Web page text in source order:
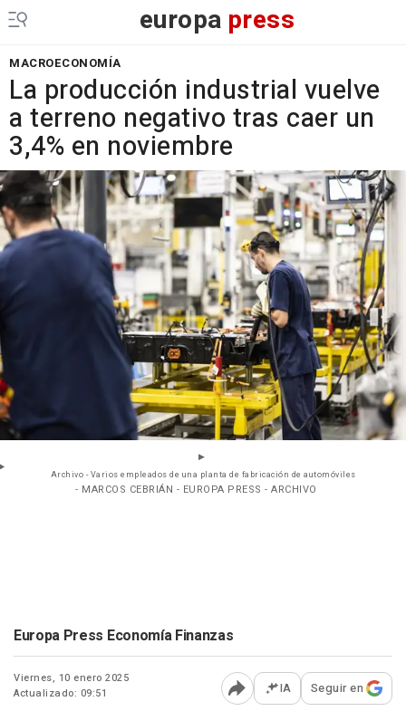
europa press
MACROECONOMÍA
La producción industrial vuelve
a terreno negativo tras caer un
3,4% en noviembre
Archivo - Varios empleados de una planta de fabricación de automóviles
- MARCOS CEBRIÁN - EUROPA PRESS - ARCHIVO
Europa Press Economía Finanzas
Viernes, 10 enero 2025
Actualizado: 09:51
Abrir opciones para
IA Seguir en